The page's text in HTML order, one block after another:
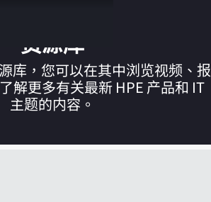
物车目前是空的
资源库
库，您可以在其中浏览视频、报
解更多有关最新 HPE 产品和 IT
主题的内容。